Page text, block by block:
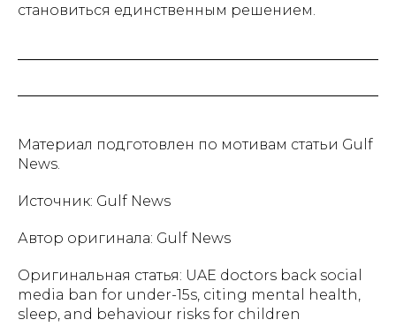
становиться единственным решением.
Материал подготовлен по мотивам статьи Gulf
News.
Источник: Gulf News
Автор оригинала: Gulf News
Оригинальная статья: UAE doctors back social
media ban for under-15s, citing mental health,
sleep, and behaviour risks for children